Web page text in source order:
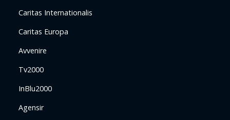
Caritas Internationalis
Caritas Europa
Avvenire
Tv2000
InBlu2000
Agensir